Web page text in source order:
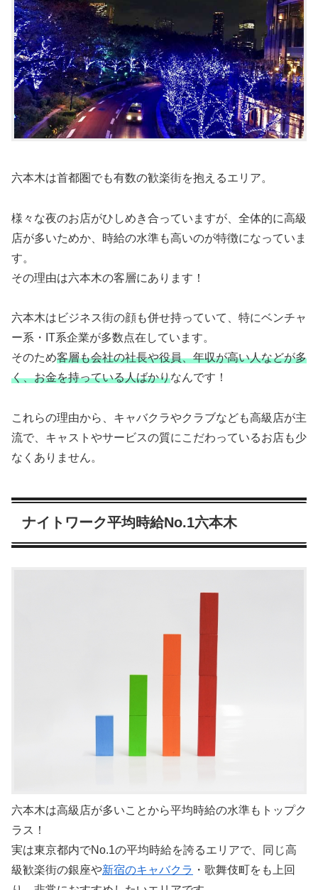
六本木は首都圏でも有数の歓楽街を抱えるエリア。
様々な夜のお店がひしめき合っていますが、全体的に高級
店が多いためか、時給の水準も高いのが特徴になっていま
す。
その理由は六本木の客層にあります！
六本木はビジネス街の顔も併せ持っていて、特にベンチャ
ー系・IT系企業が多数点在しています。
そのため客層も会社の社長や役員、年収が高い人などが多
く、お金を持っている人ばかりなんです！
これらの理由から、キャバクラやクラブなども高級店が主
流で、キャストやサービスの質にこだわっているお店も少
なくありません。
ナイトワーク平均時給No.1六本木
六本木は高級店が多いことから平均時給の水準もトップク
ラス！
実は東京都内でNo.1の平均時給を誇るエリアで、同じ高
級歓楽街の銀座や新宿のキャバクラ ・歌舞伎町をも上回